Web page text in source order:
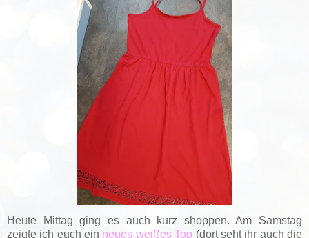
Heute Mittag ging es auch kurz shoppen. Am Samstag
zeigte ich euch ein neues weißes Top (dort seht ihr auch die